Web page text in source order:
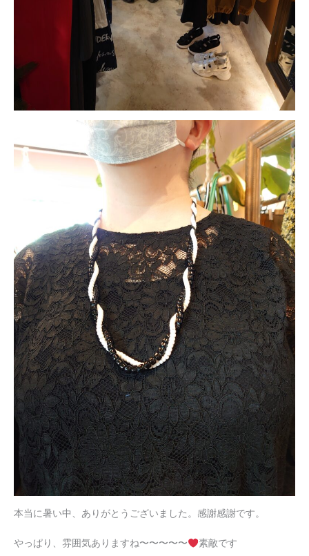
本当に暑い中、ありがとうございました。感謝感謝です。
やっぱり、雰囲気ありますね〜〜〜〜〜 素敵です